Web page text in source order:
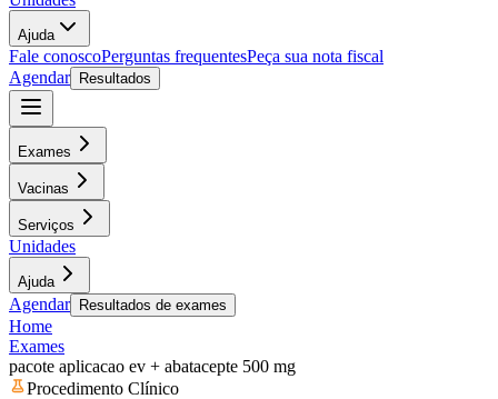
Ajuda
Fale conoscoPerguntas frequentesPeça sua nota fiscal
Agendar
Resultados
Exames
Vacinas
Serviços
Unidades
Ajuda
Agendar Resultados de exames
Home
Exames
pacote aplicacao ev + abatacepte 500 mg
Procedimento Clínico